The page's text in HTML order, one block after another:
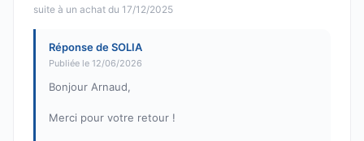
suite à un achat du 17/12/2025
Réponse de SOLIA
Publiée le 12/06/2026
Bonjour Arnaud,
Merci pour votre retour !